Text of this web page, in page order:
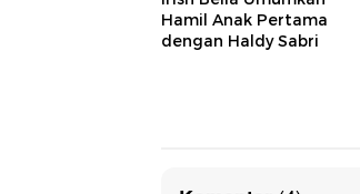
Hamil Anak Pertama
dengan Haldy Sabri